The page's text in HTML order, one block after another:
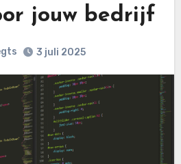
jouw bedrijf
3 juli 2025